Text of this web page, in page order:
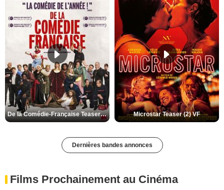
De la Comédie-Française Teaser (3) VF Microstar Teaser (2) VF
Dernières bandes annonces
Films Prochainement au Cinéma